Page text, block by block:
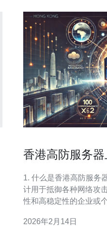
香港高防服务
1. 什么是香港高防服务
计用于抵御各种网络攻
性和高稳定性的企业或
网站的正常运行。由于
2026年2月14日